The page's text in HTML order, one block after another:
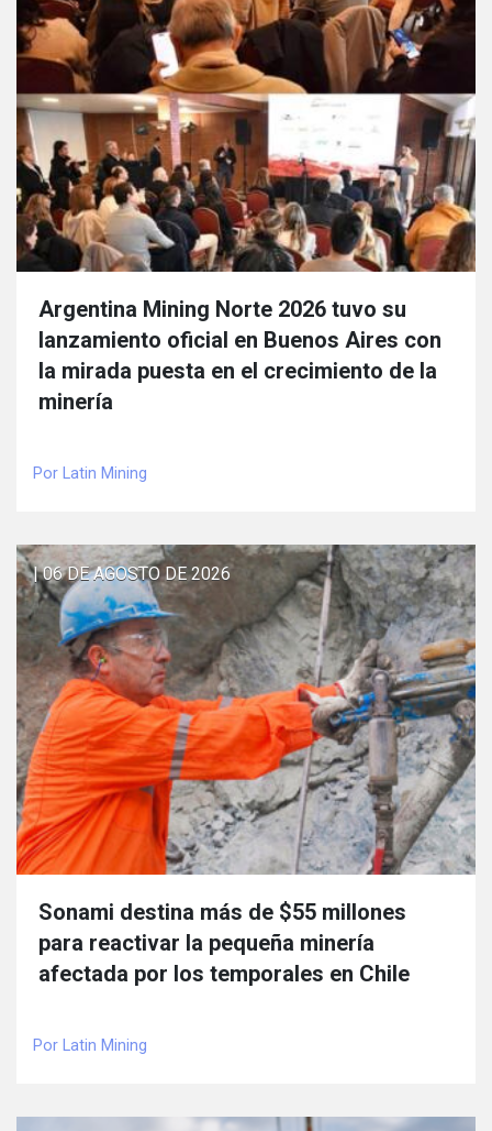
Argentina Mining Norte 2026 tuvo su
lanzamiento oficial en Buenos Aires con
la mirada puesta en el crecimiento de la
minería
Por Latin Mining
| 06 DE AGOSTO DE 2026
Sonami destina más de $55 millones
para reactivar la pequeña minería
afectada por los temporales en Chile
Por Latin Mining